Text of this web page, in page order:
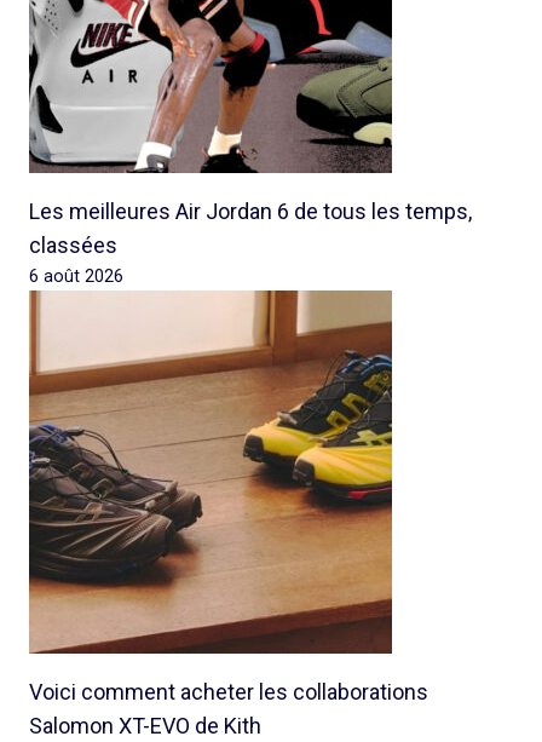
Les meilleures Air Jordan 6 de tous les temps,
classées
6 août 2026
Voici comment acheter les collaborations
Salomon XT-EVO de Kith